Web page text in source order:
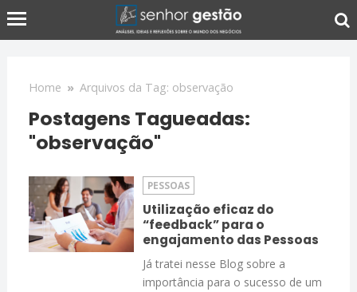
Home » Arquivos da Tag: observação
Postagens Tagueadas:
"observação"
PESSOAS
Utilização eficaz do
“feedback” para o
engajamento das Pessoas
Já tratei nesse Blog sobre a
importância para o sucesso de um